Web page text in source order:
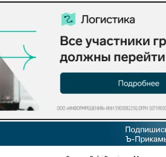
Реклама в «Ъ» www.kommersant.ru/ad